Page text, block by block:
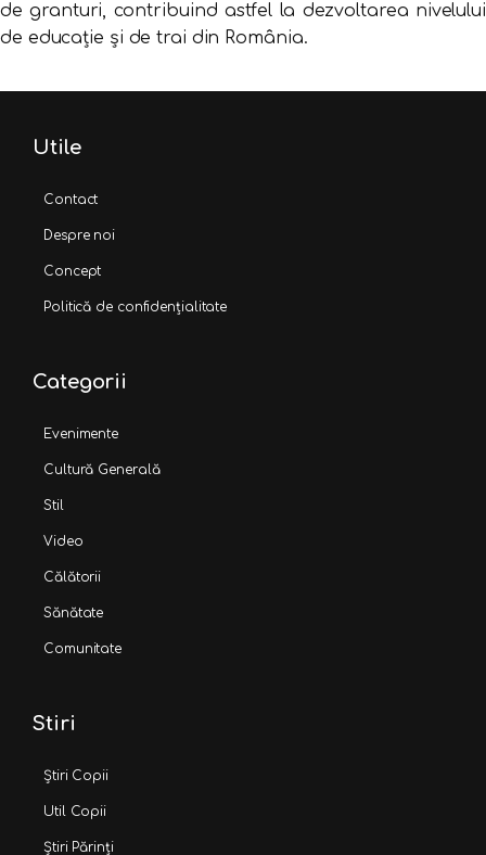
de granturi, contribuind astfel la dezvoltarea nivelului
de educație și de trai din România.
Utile
Contact
Despre noi
Concept
Politică de confidențialitate
Categorii
Evenimente
Cultură Generală
Stil
Video
Călătorii
Sănătate
Comunitate
Stiri
Știri Copii
Util Copii
Știri Părinți